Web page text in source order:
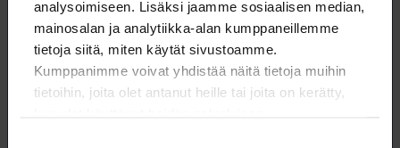
analysoimiseen. Lisäksi jaamme sosiaalisen median,
mainosalan ja analytiikka-alan kumppaneillemme
tietoja siitä, miten käytät sivustoamme.
Kumppanimme voivat yhdistää näitä tietoja muihin
tietoihin, joita olet antanut heille tai joita on kerätty,
DIGITAIDOT